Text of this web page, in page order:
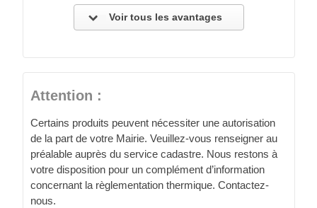
Voir tous les avantages
Attention :
Certains produits peuvent nécessiter une autorisation
de la part de votre Mairie. Veuillez-vous renseigner au
préalable auprès du service cadastre. Nous restons à
votre disposition pour un complément d’information
concernant la règlementation thermique. Contactez-
nous.